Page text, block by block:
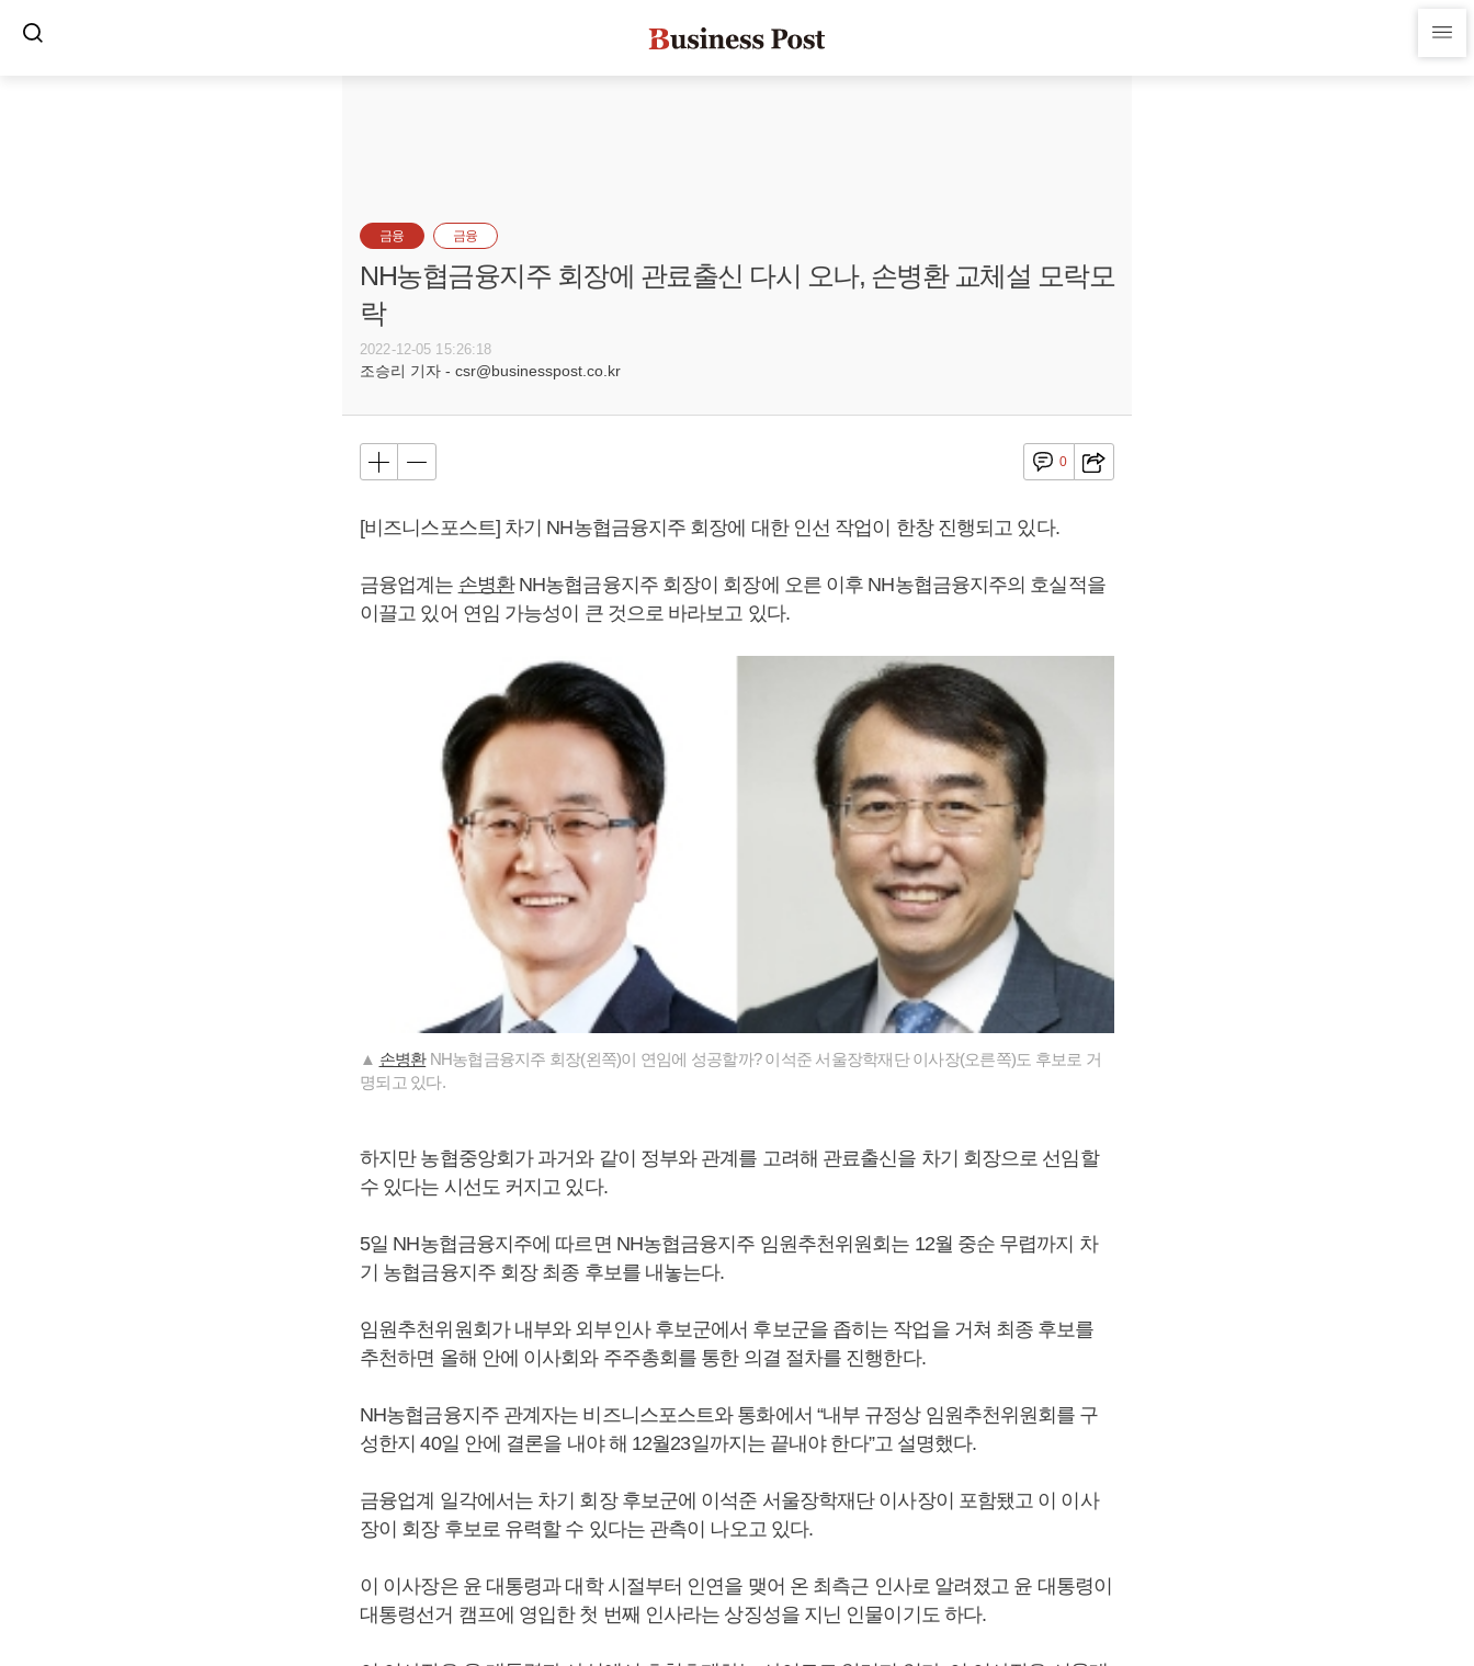
금융 금융
NH농협금융지주 회장에 관료출신 다시 오나, 손병환 교체설 모락모
락
2022-12-05 15:26:18
조승리 기자 - csr@businesspost.co.kr
0
[비즈니스포스트] 차기 NH농협금융지주 회장에 대한 인선 작업이 한창 진행되고 있다.
금융업계는 손병환NH농협금융지주 회장이 회장에 오른 이후 NH농협금융지주의 호실적을
이끌고 있어 연임 가능성이 큰 것으로 바라보고 있다.
▲ 손병환NH농협금융지주 회장(왼쪽)이 연임에 성공할까? 이석준 서울장학재단 이사장(오른쪽)도 후보로 거
명되고 있다.
하지만 농협중앙회가 과거와 같이 정부와 관계를 고려해 관료출신을 차기 회장으로 선임할
수 있다는 시선도 커지고 있다.
5일 NH농협금융지주에 따르면 NH농협금융지주 임원추천위원회는 12월 중순 무렵까지 차
기 농협금융지주 회장 최종 후보를 내놓는다.
임원추천위원회가 내부와 외부인사 후보군에서 후보군을 좁히는 작업을 거쳐 최종 후보를
추천하면 올해 안에 이사회와 주주총회를 통한 의결 절차를 진행한다.
NH농협금융지주 관계자는 비즈니스포스트와 통화에서 “내부 규정상 임원추천위원회를 구
성한지 40일 안에 결론을 내야 해 12월23일까지는 끝내야 한다”고 설명했다.
금융업계 일각에서는 차기 회장 후보군에 이석준 서울장학재단 이사장이 포함됐고 이 이사
장이 회장 후보로 유력할 수 있다는 관측이 나오고 있다.
이 이사장은 윤 대통령과 대학 시절부터 인연을 맺어 온 최측근 인사로 알려졌고 윤 대통령이
대통령선거 캠프에 영입한 첫 번째 인사라는 상징성을 지닌 인물이기도 하다.